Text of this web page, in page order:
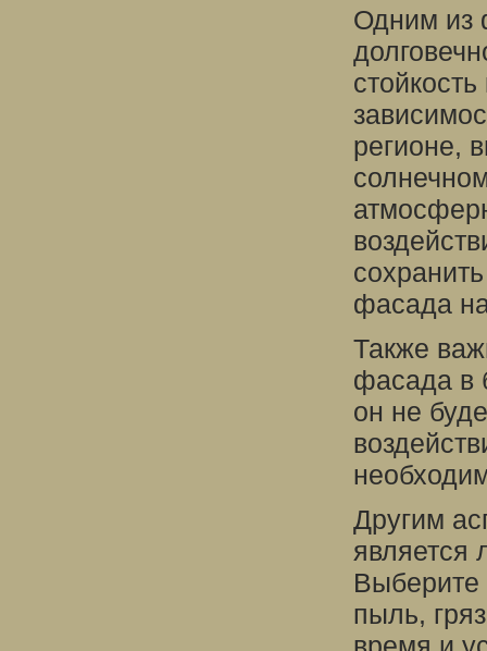
Одним из
регионе,
фасада
Также
фасада в
он не
Другим
является
Выберите
пыль,